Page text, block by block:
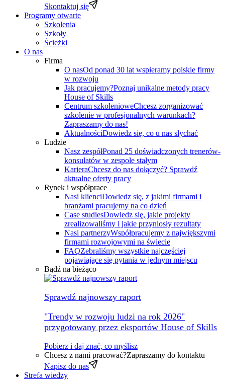
Skontaktuj się
Programy otwarte
Szkolenia
Szkoły
Ścieżki
O nas
Firma
O nasOd ponad 30 lat wspieramy polskie firmy
w rozwoju
Jak pracujemy?Poznaj unikalne metody pracy
House of Skills
Centrum szkolenioweChcesz zorganizować
szkolenie w profesjonalnych warunkach?
Zapraszamy do nas!
AktualnościDowiedz się, co u nas słychać
Ludzie
Nasz zespółPonad 25 doświadczonych trenerów-
konsulatów w zespole stałym
KarieraChcesz do nas dołączyć? Sprawdź
aktualne oferty pracy
Rynek i współprace
Nasi klienciDowiedz się, z jakimi firmami i
branżami pracujemy na co dzień
Case studiesDowiedz się, jakie projekty
zrealizowaliśmy i jakie przyniosły rezultaty
Nasi partnerzyWspółpracujemy z największymi
firmami rozwojowymi na świecie
FAQZebraliśmy wszystkie najczęściej
pojawiające się pytania w jednym miejscu
Bądź na bieżąco
Sprawdź najnowszy raport
"Trendy w rozwoju ludzi na rok 2026"
przygotowany przez eksportów House of Skills
Pobierz i daj znać, co myślisz
Chcesz z nami pracować?Zapraszamy do kontaktu
Napisz do nas
Strefa wiedzy